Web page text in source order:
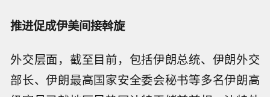
推进促成伊美间接斡旋
外交层面，截至目前，包括伊朗总统、伊朗外交
部长、伊朗最高国家安全委会秘书等多名伊朗高